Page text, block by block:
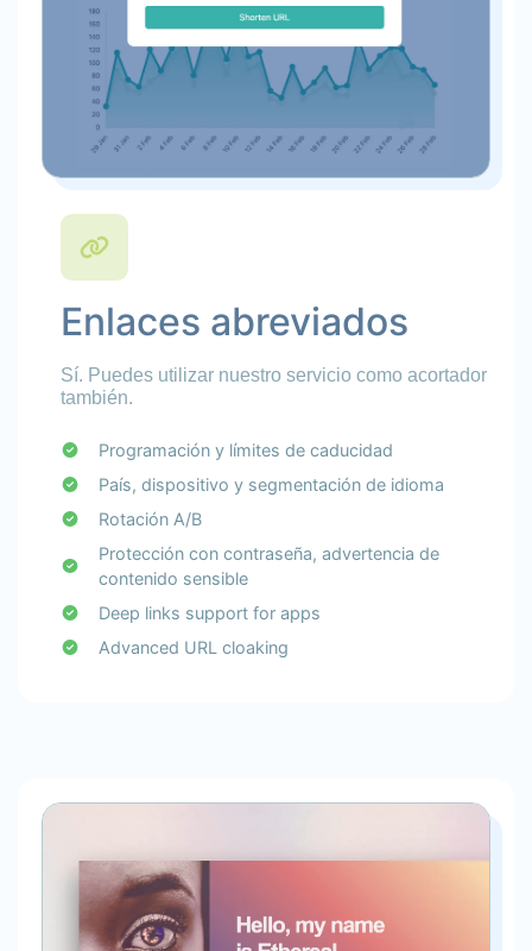
Enlaces abreviados
Sí. Puedes utilizar nuestro servicio como acortador
también.
Programación y límites de caducidad
País, dispositivo y segmentación de idioma
Rotación A/B
Protección con contraseña, advertencia de
contenido sensible
Deep links support for apps
Advanced URL cloaking